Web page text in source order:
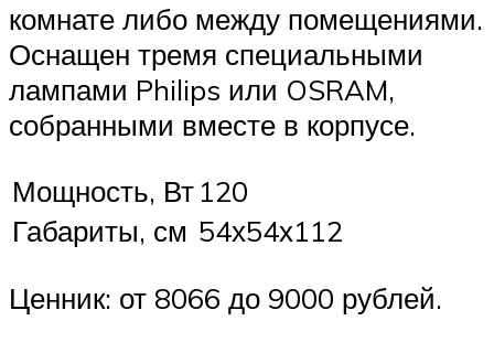
комнате либо между помещениями.
Оснащен тремя специальными
лампами Philips или OSRAM,
собранными вместе в корпусе.
Мощность, Вт 120
Габариты, см 54х54х112
Ценник: от 8066 до 9000 рублей.